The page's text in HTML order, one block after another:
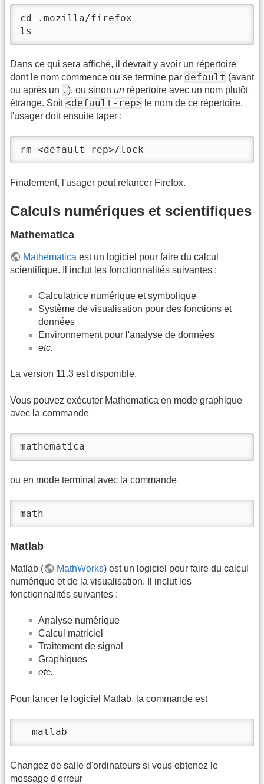
cd .mozilla/firefox
ls
Dans ce qui sera affiché, il devrait y avoir un répertoire
dont le nom commence ou se termine par default (avant
ou après un . ), ou sinon un répertoire avec un nom plutôt
étrange. Soit<default-rep> le nom de ce répertoire,
l'usager doit ensuite taper :
rm <default-rep>/lock
Finalement, l'usager peut relancer Firefox.
Calculs numériques et scientifiques
Mathematica
Mathematica est un logiciel pour faire du calcul
scientifique. Il inclut les fonctionnalités suivantes :
Calculatrice numérique et symbolique
Système de visualisation pour des fonctions et
données
Environnement pour l'analyse de données
etc.
La version 11.3 est disponible.
Vous pouvez exécuter Mathematica en mode graphique
avec la commande
mathematica
ou en mode terminal avec la commande
math
Matlab
Matlab ( MathWorks) est un logiciel pour faire du calcul
numérique et de la visualisation. Il inclut les
fonctionnalités suivantes :
Analyse numérique
Calcul matriciel
Traitement de signal
Graphiques
etc.
Pour lancer le logiciel Matlab, la commande est
  matlab
Changez de salle d'ordinateurs si vous obtenez le
message d'erreur